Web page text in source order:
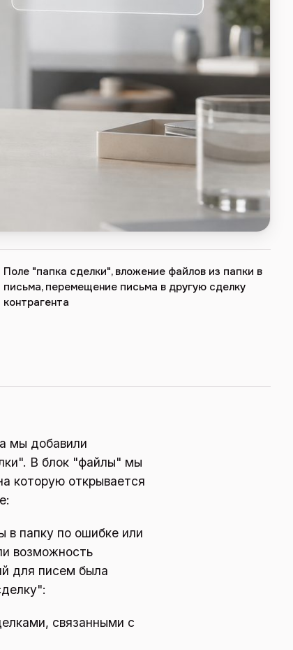
Поле "папка сделки", вложение файлов из папки в
письма, перемещение письма в другую сделку
контрагента
мы добавили
В блок "файлы" мы
которую открывается
в папку по ошибке или
возможность
для писем была
связанными с